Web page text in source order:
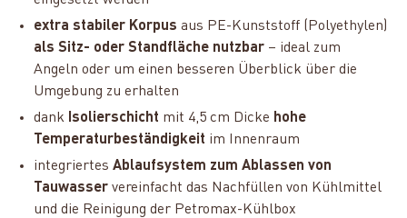
extra stabiler Korpusaus PE-Kunststoff (Polyethylen)
als Sitz- oder Standfläche nutzbar – ideal zum
Angeln oder um einen besseren Überblick über die
Umgebung zu erhalten
dank Isolierschicht mit 4,5 cm Dicke hohe
Temperaturbeständigkeit im Innenraum
integriertesAblaufsystem zum Ablassen von
Tauwasservereinfacht das Nachfüllen von Kühlmittel
und die Reinigung der Petromax-Kühlbox